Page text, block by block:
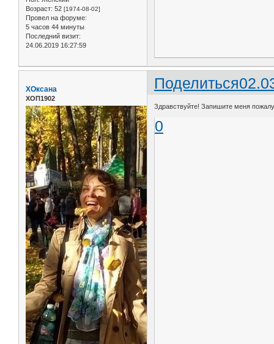
Возраст: 52 [1974-08-02]
Провел на форуме:
5 часов 44 минуты
Последний визит:
24.06.2019 16:27:59
Поделиться
ХОксана
ХОП1902
Здравствуйте! Запишите меня
0